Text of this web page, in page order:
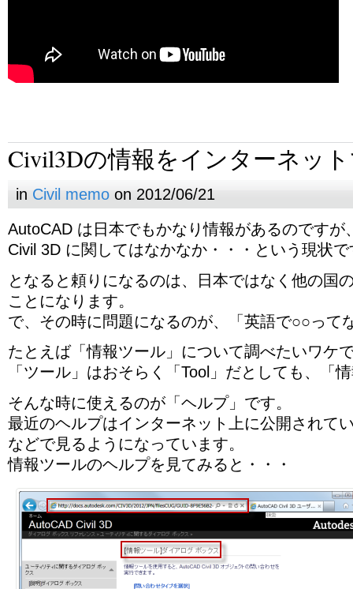
Civil3Dの情報をインターネッ
in Civil memo on 2012/06/21
AutoCAD は日本でもかなり情報があるのですが
Civil 3D に関してはなかなか・・・という現状で
となると頼りになるのは、日本ではなく他の国
ことになります。
で、その時に問題になるのが、「英語で○○って
たとえば「情報ツール」について調べたいワケ
「ツール」はおそらく「Tool」だとしても、「
そんな時に使えるのが「ヘルプ」です。
最近のヘルプはインターネット上に公開されて
などで見るようになっています。
情報ツールのヘルプを見てみると・・・